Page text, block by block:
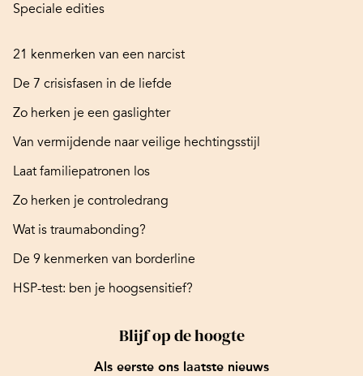
Speciale edities
21 kenmerken van een narcist
De 7 crisisfasen in de liefde
Zo herken je een gaslighter
Van vermijdende naar veilige hechtingsstijl
Laat familiepatronen los
Zo herken je controledrang
Wat is traumabonding?
De 9 kenmerken van borderline
HSP-test: ben je hoogsensitief?
Blijf op de hoogte
Als eerste ons laatste nieuws